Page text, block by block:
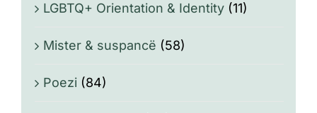
LGBTQ+ Orientation & Identity (11)
Mister & suspancë (58)
Poezi (84)